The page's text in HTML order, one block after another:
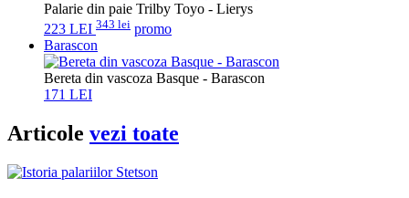
Palarie din paie Trilby Toyo - Lierys
223 LEI 343 lei promo
Barascon
Bereta din vascoza Basque - Barascon
171 LEI
Articole vezi toate